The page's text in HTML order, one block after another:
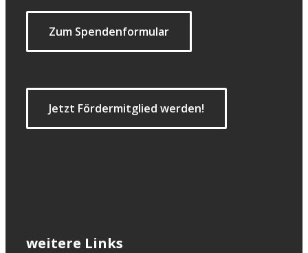
Zum Spendenformular
Jetzt Fördermitglied werden!
weitere Links